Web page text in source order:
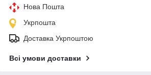
Нова Пошта
Укрпошта
Доставка Укрпоштою
Всі умови доставки